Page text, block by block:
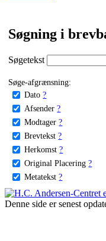
Søgning i
Søgetekst
Søge-afgrænsning:
Dato ?
Afsender ?
Modtager ?
Brevtekst ?
Herkomst ?
Original Placering ?
Metatekst ?
Denne side er senest